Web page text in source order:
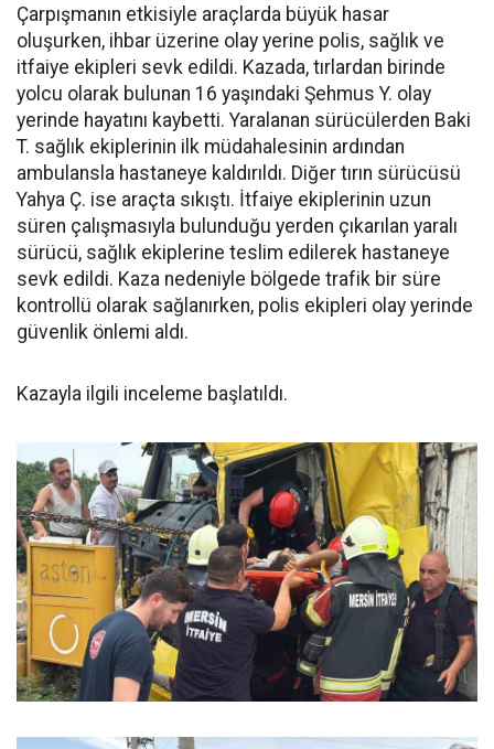
Çarpışmanın etkisiyle araçlarda büyük hasar
oluşurken, ihbar üzerine olay yerine polis, sağlık ve
itfaiye ekipleri sevk edildi. Kazada, tırlardan birinde
yolcu olarak bulunan 16 yaşındaki Şehmus Y. olay
yerinde hayatını kaybetti. Yaralanan sürücülerden Baki
T. sağlık ekiplerinin ilk müdahalesinin ardından
ambulansla hastaneye kaldırıldı. Diğer tırın sürücüsü
Yahya Ç. ise araçta sıkıştı. İtfaiye ekiplerinin uzun
süren çalışmasıyla bulunduğu yerden çıkarılan yaralı
sürücü, sağlık ekiplerine teslim edilerek hastaneye
sevk edildi. Kaza nedeniyle bölgede trafik bir süre
kontrollü olarak sağlanırken, polis ekipleri olay yerinde
güvenlik önlemi aldı.
Kazayla ilgili inceleme başlatıldı.